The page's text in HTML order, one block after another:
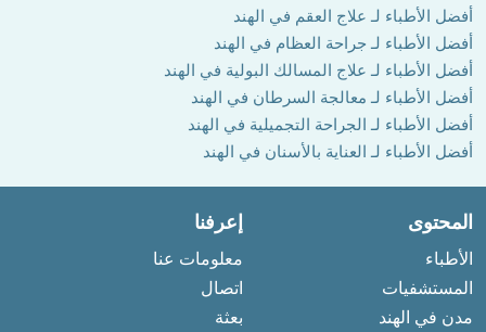
أفضل الأطباء لـ علاج العقم في الهند
أفضل الأطباء لـ جراحة العظام في الهند
أفضل الأطباء لـ علاج المسالك البولية في الهند
أفضل الأطباء لـ معالجة السرطان في الهند
أفضل الأطباء لـ الجراحة التجميلية في الهند
أفضل الأطباء لـ العناية بالأسنان في الهند
المحتوى
الأطباء
المستشفيات
مدن في الهند
إعرفنا
معلومات عنا
اتصال
بعثة